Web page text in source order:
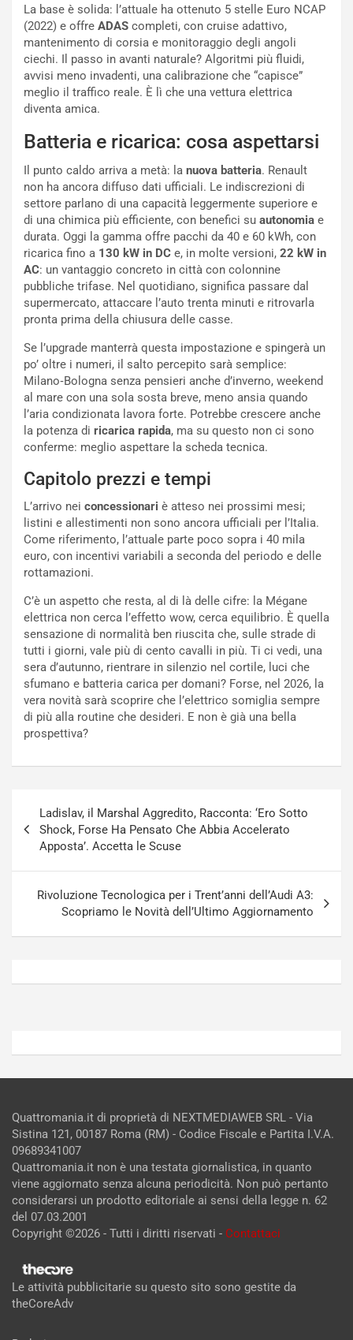
La base è solida: l’attuale ha ottenuto 5 stelle Euro NCAP
(2022) e offre ADAS completi, con cruise adattivo,
mantenimento di corsia e monitoraggio degli angoli
ciechi. Il passo in avanti naturale? Algoritmi più fluidi,
avvisi meno invadenti, una calibrazione che “capisce”
meglio il traffico reale. È lì che una vettura elettrica
diventa amica.
Batteria e ricarica: cosa aspettarsi
Il punto caldo arriva a metà: la nuova batteria. Renault
non ha ancora diffuso dati ufficiali. Le indiscrezioni di
settore parlano di una capacità leggermente superiore e
di una chimica più efficiente, con benefici su autonomia e
durata. Oggi la gamma offre pacchi da 40 e 60 kWh, con
ricarica fino a 130 kW in DC e, in molte versioni, 22 kW in
AC: un vantaggio concreto in città con colonnine
pubbliche trifase. Nel quotidiano, significa passare dal
supermercato, attaccare l’auto trenta minuti e ritrovarla
pronta prima della chiusura delle casse.
Se l’upgrade manterrà questa impostazione e spingerà un
po’ oltre i numeri, il salto percepito sarà semplice:
Milano‑Bologna senza pensieri anche d’inverno, weekend
al mare con una sola sosta breve, meno ansia quando
l’aria condizionata lavora forte. Potrebbe crescere anche
la potenza di ricarica rapida, ma su questo non ci sono
conferme: meglio aspettare la scheda tecnica.
Capitolo prezzi e tempi
L’arrivo nei concessionari è atteso nei prossimi mesi;
listini e allestimenti non sono ancora ufficiali per l’Italia.
Come riferimento, l’attuale parte poco sopra i 40 mila
euro, con incentivi variabili a seconda del periodo e delle
rottamazioni.
C’è un aspetto che resta, al di là delle cifre: la Mégane
elettrica non cerca l’effetto wow, cerca equilibrio. È quella
sensazione di normalità ben riuscita che, sulle strade di
tutti i giorni, vale più di cento cavalli in più. Ti ci vedi, una
sera d’autunno, rientrare in silenzio nel cortile, luci che
sfumano e batteria carica per domani? Forse, nel 2026, la
vera novità sarà scoprire che l’elettrico somiglia sempre
di più alla routine che desideri. E non è già una bella
prospettiva?
articoli
Ladislav, il Marshal Aggredito, Racconta: ‘Ero Sotto
Shock, Forse Ha Pensato Che Abbia Accelerato
Apposta’. Accetta le Scuse
Rivoluzione Tecnologica per i Trent’anni dell’Audi A3:
Scopriamo le Novità dell’Ultimo Aggiornamento
e
n
z
a
d
e
P
e
B
a
h
a
n
a
F
A
S
m
n
s
c
e
C
o
s
a
N
o
a
p
Agosto
Admin
E
d
o
n
U
E
s
p
e
e
n
z
a
d
G
u
d
P
e
g
h
e
v
e
e
R
n
o
D
Agosto
Admin
Quattromania.it di proprietà di NEXTMEDIAWEB SRL - Via
Sistina 121, 00187 Roma (RM) - Codice Fiscale e Partita I.V.A.
09689341007
Quattromania.it non è una testata giornalistica, in quanto
viene aggiornato senza alcuna periodicità. Non può pertanto
considerarsi un prodotto editoriale ai sensi della legge n. 62
del 07.03.2001
Copyright ©2026 - Tutti i diritti riservati - Contattaci
Le attività pubblicitarie su questo sito sono gestite da
theCoreAdv